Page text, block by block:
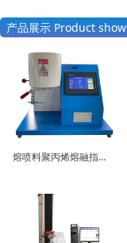
产品展示 Product show
熔喷料聚丙烯熔融指数仪质量法体积法熔体流动速率仪